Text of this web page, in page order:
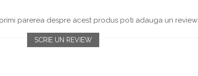
parerea despre acest produs poti adauga un review.
SCRIE UN REVIEW